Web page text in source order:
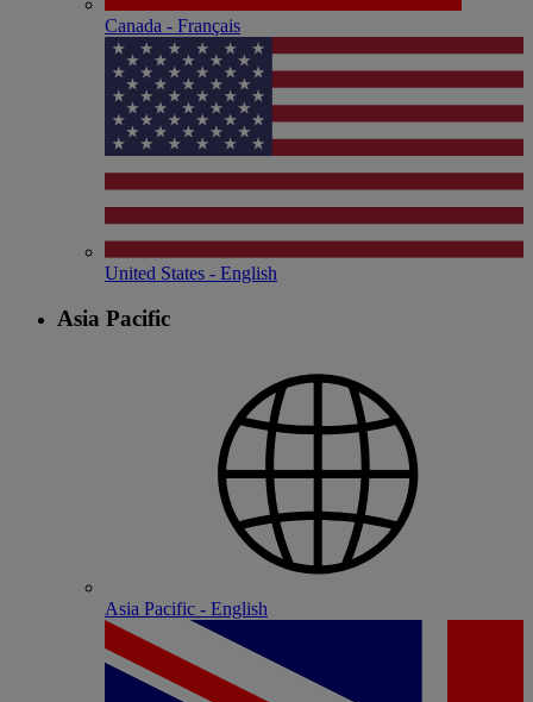
Canada - Français
United States - English
Asia Pacific
Asia Pacific - English